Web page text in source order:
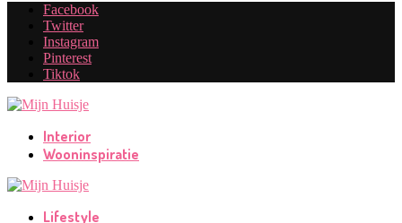
Facebook
Twitter
Instagram
Pinterest
Tiktok
Interior
Wooninspiratie
Lifestyle